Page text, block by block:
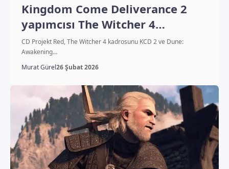
Kingdom Come Deliverance 2
yapımcısı The Witcher 4
kadrosunda
CD Projekt Red, The Witcher 4 kadrosunu KCD 2 ve Dune:
Awakening…
Murat Gürel26 Şubat 2026